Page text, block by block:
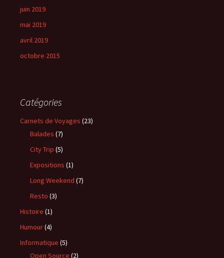
juin 2019
mai 2019
avril 2019
octobre 2015
Catégories
Carnets de Voyages (23)
Balades (7)
City Trip (5)
Expositions (1)
Long Weekend (7)
Resto (3)
Histoire (1)
Humour(4)
Informatique (5)
Open Source (2)